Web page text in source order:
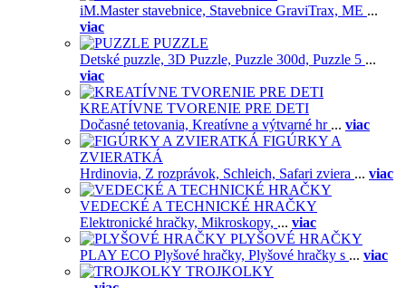
iM.Master stavebnice, Stavebnice GraviTrax, ME ...
viac
PUZZLE
Detské puzzle, 3D Puzzle, Puzzle 300d, Puzzle 5 ...
viac
KREATÍVNE TVORENIE PRE DETI
Dočasné tetovania, Kreatívne a výtvarné hr ... viac
FIGÚRKY A
ZVIERATKÁ
Hrdinovia, Z rozprávok, Schleich, Safari zviera ... viac
VEDECKÉ A TECHNICKÉ HRAČKY
Elektronické hračky, Mikroskopy, ... viac
PLYŠOVÉ HRAČKY
PLAY ECO Plyšové hračky, Plyšové hračky s ... viac
TROJKOLKY